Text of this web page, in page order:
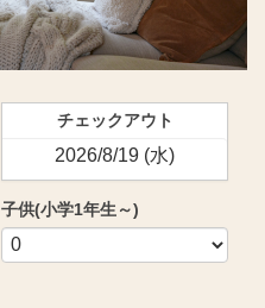
チェックアウト
子供(小学1年生～)